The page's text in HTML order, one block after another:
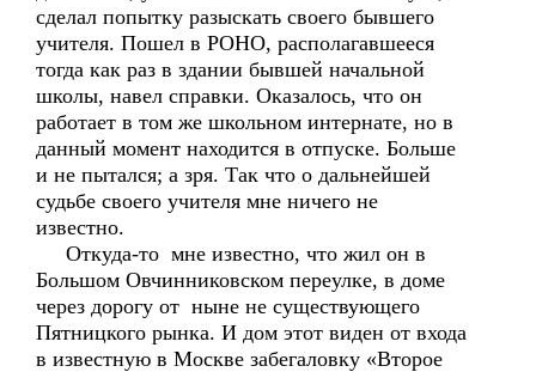
сделал попытку разыскать своего бывшего
учителя. Пошел в РОНО, располагавшееся
тогда как раз в здании бывшей начальной
школы, навел справки. Оказалось, что он
работает в том же школьном интернате, но в
данный момент находится в отпуске. Больше
и не пытался; а зря. Так что о дальнейшей
судьбе своего учителя мне ничего не
известно.
Откуда-то мне известно, что жил он в
Большом Овчинниковском переулке, в доме
через дорогу от ныне не существующего
Пятницкого рынка. И дом этот виден от входа
в известную в Москве забегаловку «Второе